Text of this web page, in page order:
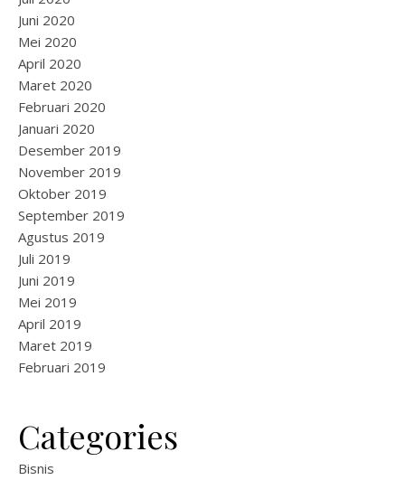
Juni 2020
Mei 2020
April 2020
Maret 2020
Februari 2020
Januari 2020
Desember 2019
November 2019
Oktober 2019
September 2019
Agustus 2019
Juli 2019
Juni 2019
Mei 2019
April 2019
Maret 2019
Februari 2019
Categories
Bisnis